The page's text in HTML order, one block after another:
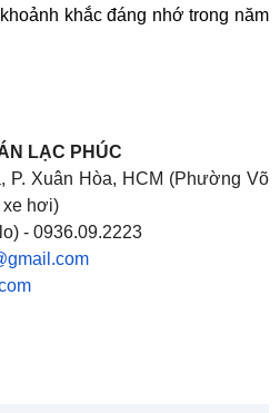
khắc đáng nhớ trong năm
LẠC PHÚC
P. Xuân Hòa, HCM (Phường Võ
xe hơi)
- 0936.09.2223